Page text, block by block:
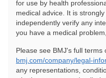
for use by health
medical advice. It is
independently verify any
you have a medical
Please see BMJ's full terms
bmj.com/company/legal-
any representations,